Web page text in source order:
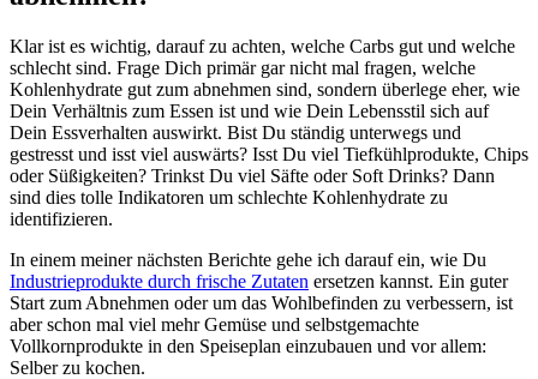
Klar ist es wichtig, darauf zu achten, welche Carbs gut und welche
schlecht sind. Frage Dich primär gar nicht mal fragen, welche
Kohlenhydrate gut zum abnehmen sind, sondern überlege eher, wie
Dein Verhältnis zum Essen ist und wie Dein Lebensstil sich auf
Dein Essverhalten auswirkt. Bist Du ständig unterwegs und
gestresst und isst viel auswärts? Isst Du viel Tiefkühlprodukte, Chips
oder Süßigkeiten? Trinkst Du viel Säfte oder Soft Drinks? Dann
sind dies tolle Indikatoren um schlechte Kohlenhydrate zu
identifizieren.
In einem meiner nächsten Berichte gehe ich darauf ein, wie Du
Industrieprodukte durch frische Zutaten ersetzen kannst. Ein guter
Start zum Abnehmen oder um das Wohlbefinden zu verbessern, ist
aber schon mal viel mehr Gemüse und selbstgemachte
Vollkornprodukte in den Speiseplan einzubauen und vor allem:
Selber zu kochen.